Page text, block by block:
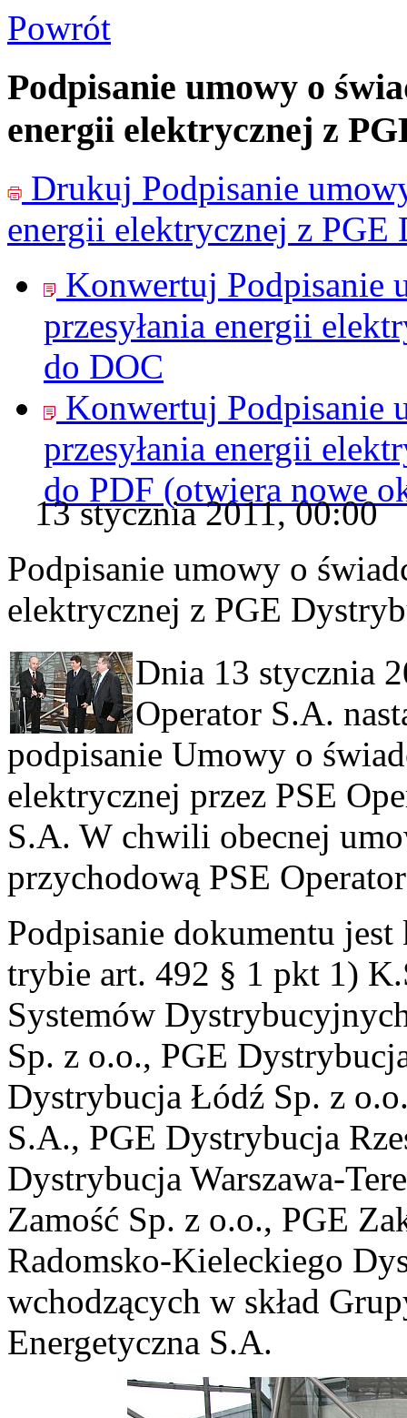
Powrót
Podpisanie umowy o
energii elektrycznej z
Drukuj Podpisanie
energii elektrycznej z PGE
Konwertuj Podpisanie
przesyłania energii
do DOC
Konwertuj Podpisanie
przesyłania energii
do PDF (otwiera nowe
13 stycznia 2011, 00:00
Podpisanie umowy o
elektrycznej z PGE
Dnia 13 stycznia
Operator S.A.
podpisanie Umowy o
elektrycznej przez PSE
S.A. W chwili obecnej
przychodową PSE
Podpisanie dokumentu jest
trybie art. 492 § 1 pkt 1)
Systemów
Sp. z o.o., PGE
Dystrybucja Łódź Sp. z
S.A., PGE Dystrybucja
Dystrybucja Warszawa-
Zamość Sp. z o.o., PGE
Radomsko-Kieleckiego
wchodzących w skład
Energetyczna S.A.